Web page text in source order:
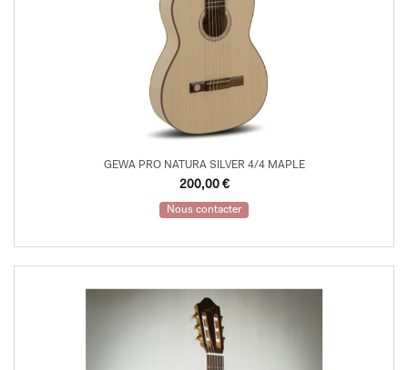
GEWA PRO NATURA SILVER 4/4 MAPLE
200,00 €
Nous contacter